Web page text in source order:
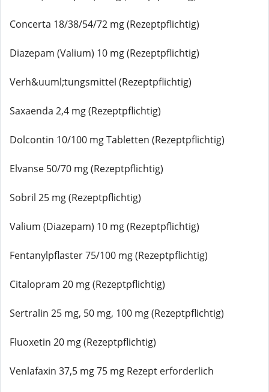
Concerta 18/38/54/72 mg (Rezeptpflichtig)
Diazepam (Valium) 10 mg (Rezeptpflichtig)
Verh&uuml;tungsmittel (Rezeptpflichtig)
Saxaenda 2,4 mg (Rezeptpflichtig)
Dolcontin 10/100 mg Tabletten (Rezeptpflichtig)
Elvanse 50/70 mg (Rezeptpflichtig)
Sobril 25 mg (Rezeptpflichtig)
Valium (Diazepam) 10 mg (Rezeptpflichtig)
Fentanylpflaster 75/100 mg (Rezeptpflichtig)
Citalopram 20 mg (Rezeptpflichtig)
Sertralin 25 mg, 50 mg, 100 mg (Rezeptpflichtig)
Fluoxetin 20 mg (Rezeptpflichtig)
Venlafaxin 37,5 mg 75 mg Rezept erforderlich